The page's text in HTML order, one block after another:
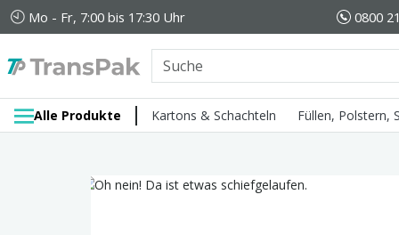
Mo - Fr, 7:00 bis 17:30 Uhr 0800
Alle Produkte Kartons & Schachteln Füllen, Polstern,